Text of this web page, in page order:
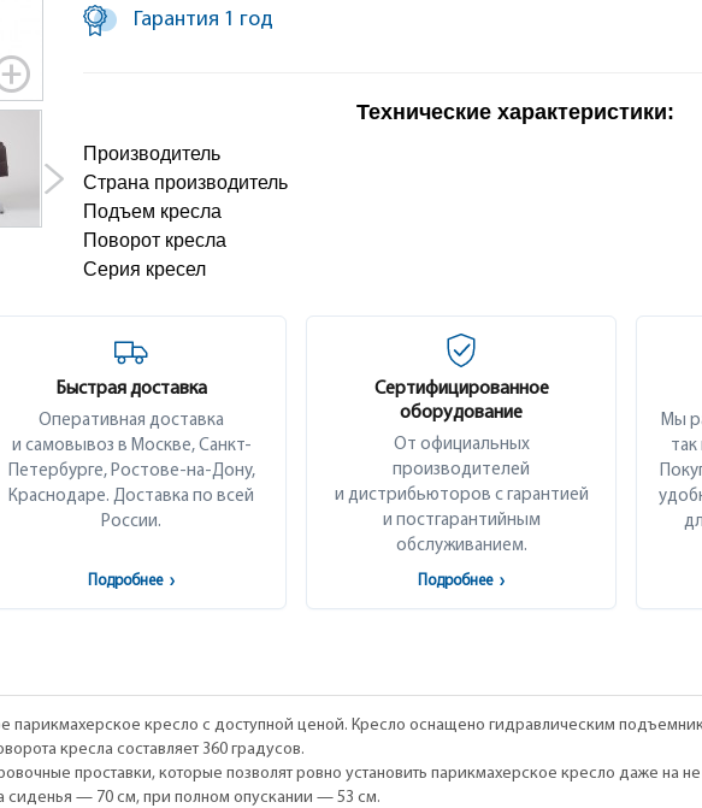
Гарантия 1 год
Технические характеристики:
Производитель
Страна производитель
Подъем кресла
Поворот кресла
Серия кресел
Быстрая доставка
Оперативная доставка
и самовывоз в Москве, Санкт-
Петербурге, Ростове-на-Дону,
Краснодаре. Доставка по всей
России.
Подробнее ›
Сертифицированное
оборудование
От официальных
производителей
и дистрибьюторов с гарантией
и постгарантийным
обслуживанием.
Подробнее ›
Мы
парикмахерское кресло с доступной ценой. Кресло оснащено гидравлическим
кресла составляет 360 градусов.
проставки, которые позволят ровно установить парикмахерское кресло даже на
сиденья — 70 см, при полном опускании — 53 см.